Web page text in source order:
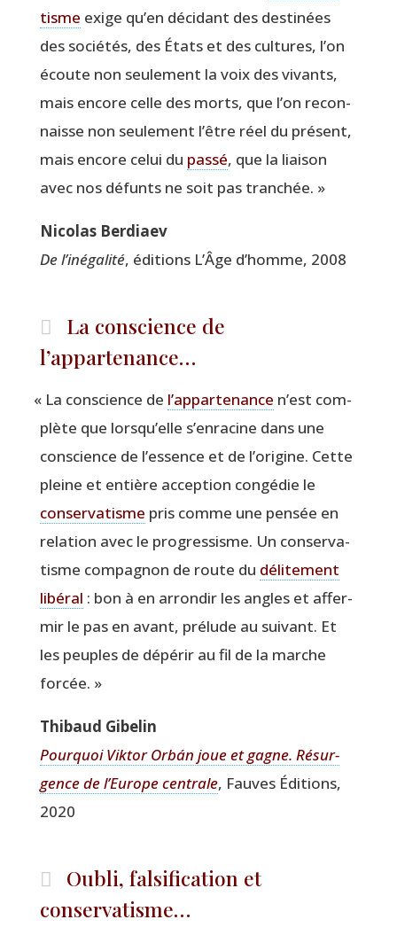
tisme exige qu’en déci­dant des des­ti­nées
des socié­tés, des États et des cultures, l’on
écoute non seule­ment la voix des vivants,
mais encore celle des morts, que l’on recon­
naisse non seule­ment l’être réel du pré­sent,
mais encore celui du pas­sé, que la liai­son
avec nos défunts ne soit pas tranchée. »
Nico­las Berdiaev
De l’inégalité, édi­tions L’Âge d’homme, 2008
La conscience de
l’appartenance…
« La conscience de l’ap­par­te­nance n’est com­
plète que lors­qu’elle s’en­ra­cine dans une
conscience de l’es­sence et de l’o­ri­gine. Cette
pleine et entière accep­tion congé­die le
conser­va­tisme pris comme une pen­sée en
rela­tion avec le pro­gres­sisme. Un conser­va­
tisme com­pa­gnon de route du déli­te­ment
libé­ral : bon à en arron­dir les angles et affer­
mir le pas en avant, pré­lude au sui­vant. Et
les peuples de dépé­rir au fil de la marche
forcée. »
Thi­baud Gibelin
Pour­quoi Vik­tor Orbán joue et gagne. Résur­
gence de l’Europe cen­trale, Fauves Édi­tions,
2020
Oubli, falsification et
conservatisme…